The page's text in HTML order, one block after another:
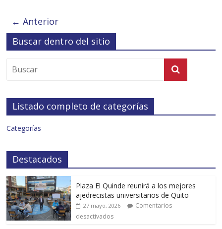
← Anterior
Buscar dentro del sitio
Listado completo de categorías
Categorías
Destacados
Plaza El Quinde reunirá a los mejores
ajedrecistas universitarios de Quito
27 mayo, 2026
Comentarios
desactivados